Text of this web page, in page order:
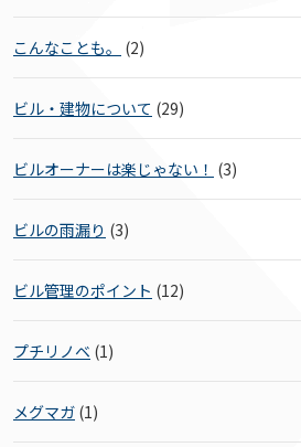
こんなことも。 (2)
ビル・建物について (29)
ビルオーナーは楽じゃない！ (3)
ビルの雨漏り (3)
ビル管理のポイント (12)
プチリノベ (1)
メグマガ (1)